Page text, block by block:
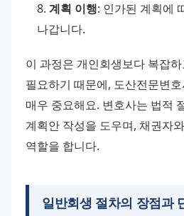
계획 이행: 인가된 계획에
나갑니다.
이 과정은 개인회생보다 복잡
필요하기 때문에, 도산전문변
매우 중요해요. 변호사는 법적
계획안 작성을 도우며, 채권자
역할을 합니다.
일반회생 절차의 장점과